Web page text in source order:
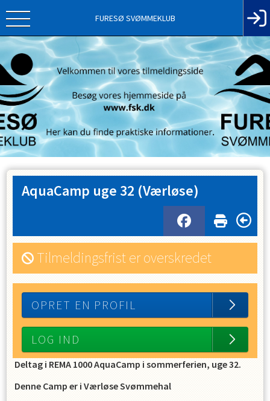
FURESØ SVØMMEKLUB
AquaCamp uge 32 (Værløse)
Tilmeldingsfrist er overskredet
OPRET EN PROFIL
LOG IND
Deltag i REMA 1000 AquaCamp i sommerferien, uge 32.
Denne Camp er i Værløse Svømmehal